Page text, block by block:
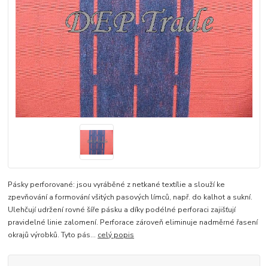
Pásky perforované: jsou vyráběné z netkané textílie a slouží ke
zpevňování a formování všitých pasových límců, např. do kalhot a sukní.
Ulehčují udržení rovné šíře pásku a díky podélné perforaci zajišťují
pravidelné linie zalomení. Perforace zároveň eliminuje nadměrné řasení
okrajů výrobků. Tyto pás... celý popis